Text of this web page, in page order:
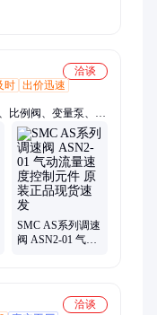
洽谈
时 出价迅速
比例阀、变量泵、马
SMC AS系列调速
阀 ASN2-01 气动
洽谈